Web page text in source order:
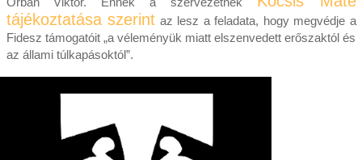
tájékoztatása szerint az lesz a feladata, hogy megvédje a
Fidesz támogatóit „a véleményük miatt elszenvedett erőszaktól és
az állami túlkapásoktól”.